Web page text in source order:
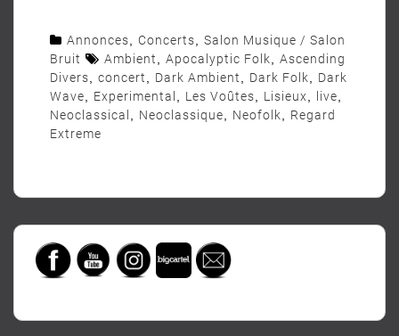
Annonces Concerts
Salon Musique / Salon
Bruit
Ambient Apocalyptic Folk
Ascending
Divers
concert Dark Ambient Dark Folk
Dark
Wave
Experimental Les Voûtes Lisieux live
Neoclassical
Neoclassique Neofolk
Regard
Extreme